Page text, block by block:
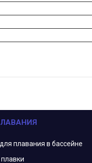
плавания в бассейне